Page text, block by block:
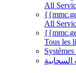
All
All
Tous les
السحابية